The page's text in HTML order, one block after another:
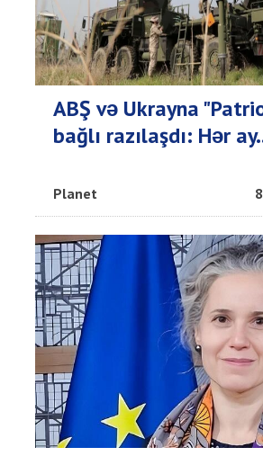
ABŞ və Ukrayna
bağlı razılaşdı: Hər
Planet